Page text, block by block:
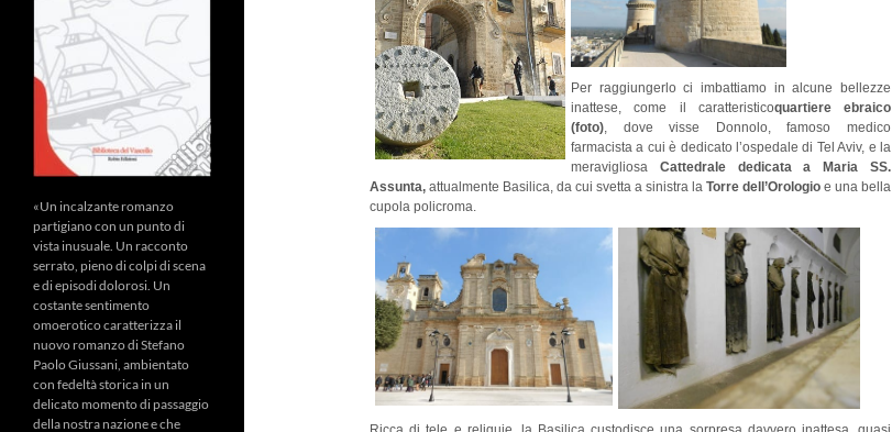
Per raggiungerlo ci imbattiamo in alcune bellezze
inattese, come il caratteristicoquartiere ebraico
(foto) , dove visse Donnolo, famoso medico
farmacista a cui è dedicato l’ospedale di Tel Aviv, e la
meravigliosa Cattedrale dedicata a Maria SS.
Assunta, attualmente Basilica, da cui svetta a sinistra la Torre dell’Orologio e una bella
cupola policroma.
«Un incalzante romanzo
partigiano con un punto di
vista inusuale. Un racconto
serrato, pieno di colpi di scena
e di episodi dolorosi. Un
costante sentimento
omoerotico caratterizza il
nuovo romanzo di Stefano
Paolo Giussani, ambientato
con fedeltà storica in un
delicato momento di passaggio
della nostra nazione e che